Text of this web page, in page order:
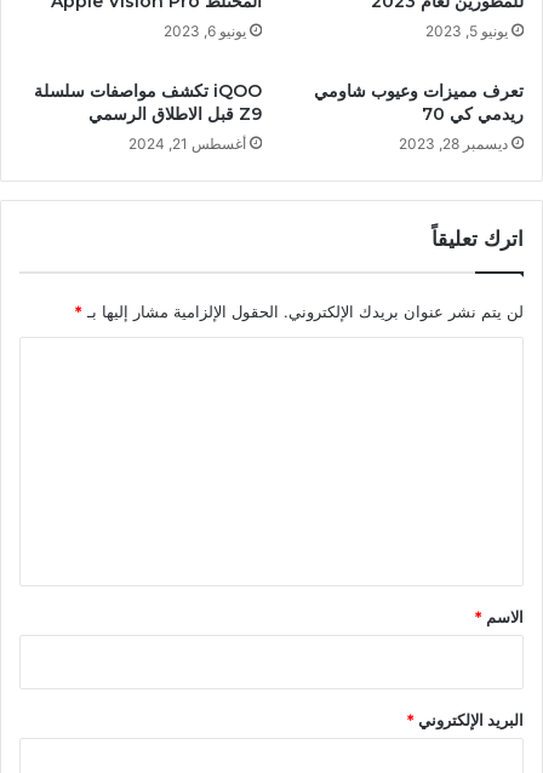
يونيو 5, 2023 يونيو 6, 2023
تعرف مميزات وعيوب شاومي
ريدمي كي 70
ديسمبر 28, 2023
iQOO تكشف مواصفات سلسلة
Z9 قبل الاطلاق الرسمي
أغسطس 21, 2024
اترك تعليقاً
لن يتم نشر عنوان بريدك الإلكتروني. الحقول الإلزامية مشار إليها بـ *
*
الاسم *
البريد الإلكتروني*